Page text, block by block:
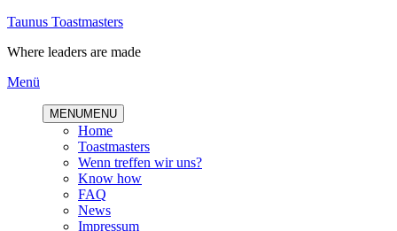
Direkt
Inhalt
Taunus Toastmasters
Where leaders are made
Menü
MENUMENU
Home
Toastmasters
Wenn treffen wir uns?
Know how
FAQ
News
Impressum